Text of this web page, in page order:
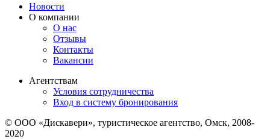
Новости
О компании
О нас
Отзывы
Контакты
Вакансии
Агентствам
Условия сотрудничества
Вход в систему бронирования
© ООО «Дискавери», туристическое агентство, Омск, 2008-
2020